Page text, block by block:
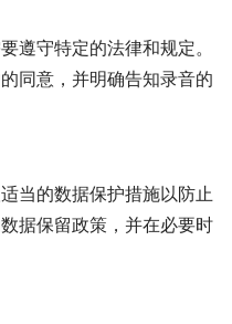
遵守特定的法律和规定。
同意，并明确告知录音的
当的数据保护措施以防止
据保留政策，并在必要时